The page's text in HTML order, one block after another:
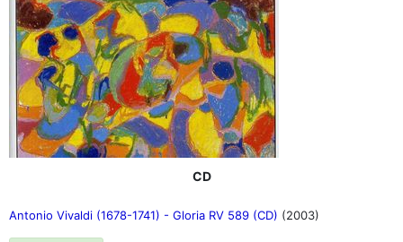
CD
Antonio Vivaldi (1678-1741) - Gloria RV 589 (CD) (2003)